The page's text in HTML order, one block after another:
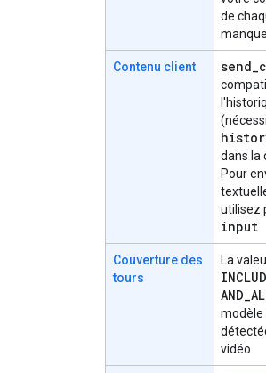
de
Contenu client send_
dans la
Pour
utilisez
input
Couverture des
tours
La
AND_
modèle
vidéo.